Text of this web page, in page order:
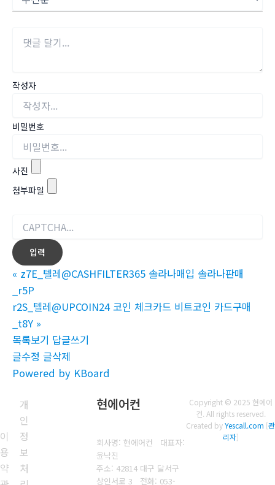
작성자
비밀번호
사진
첨부파일
« z7E_텔레@CASHFILTER365 솔라나매입 솔라나판매
_r5P
r2S_텔레@UPCOIN24 코인 체크카드 비트코인 카드구매
_t8Y »
목록보기 답글쓰기
글수정 글삭제
Powered by KBoard
이
용
약
개
인
정
보
처
현에어컨
회사명: 현에어컨 대표자:
윤낙진
주소: 42814 대구 달서구
상인서로 3 전화: 053-
Copyright © 2025 현에어
컨. All rights reserved.
Created byYescall.com [관
리자]